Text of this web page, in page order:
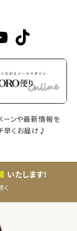
ーンや最新情報を
早くお届け♪
いたします！
く